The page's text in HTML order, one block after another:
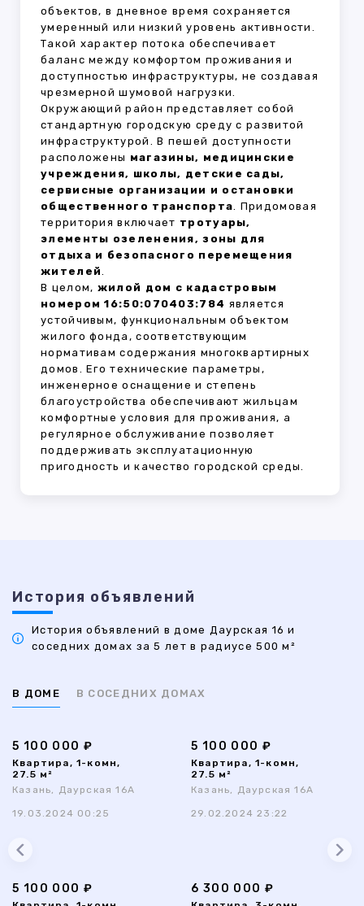
объектов, в дневное время сохраняется
умеренный или низкий уровень активности.
Такой характер потока обеспечивает
баланс между комфортом проживания и
доступностью инфраструктуры, не создавая
чрезмерной шумовой нагрузки.
Окружающий район представляет собой
стандартную городскую среду с развитой
инфраструктурой. В пешей доступности
расположены магазины, медицинские
учреждения, школы, детские сады,
сервисные организации и остановки
общественного транспорта. Придомовая
территория включает тротуары,
элементы озеленения, зоны для
отдыха и безопасного перемещения
жителей.
В целом, жилой дом с кадастровым
номером 16:50:070403:784 является
устойчивым, функциональным объектом
жилого фонда, соответствующим
нормативам содержания многоквартирных
домов. Его технические параметры,
инженерное оснащение и степень
благоустройства обеспечивают жильцам
комфортные условия для проживания, а
регулярное обслуживание позволяет
поддерживать эксплуатационную
пригодность и качество городской среды.
История объявлений
История объявлений в доме Даурская 16 и
соседних домах за 5 лет в радиусе 500 м²
В ДОМЕ В СОСЕДНИХ ДОМАХ
5 100 000 ₽
Квартира, 1-комн,
27.5 м²
Казань, Даурская 16А
19.03.2024 00:25
5 100 000 ₽
Квартира, 1-комн,
27.5 м²
Казань, Даурская 16А
29.02.2024 23:22
5 100 000 ₽ 6 300 000 ₽